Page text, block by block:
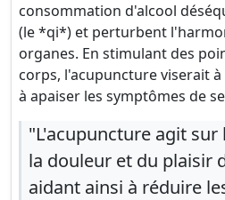
consommation d'alcool
(le *qi*) et perturbent
organes. En stimulant des
corps, l'acupuncture viserait
à apaiser les symptômes de
"L'acupuncture agit sur
la douleur et du plaisir
aidant ainsi à réduire